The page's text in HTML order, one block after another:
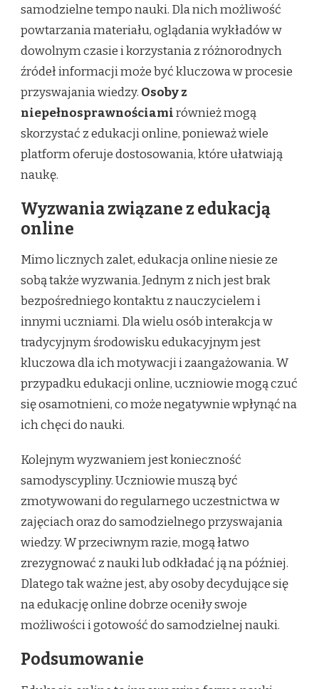
samodzielne tempo nauki. Dla nich możliwość
powtarzania materiału, oglądania wykładów w
dowolnym czasie i korzystania z różnorodnych
źródeł informacji może być kluczowa w procesie
przyswajania wiedzy. Osoby z
niepełnosprawnościamirównież mogą
skorzystać z edukacji online, ponieważ wiele
platform oferuje dostosowania, które ułatwiają
naukę.
Wyzwania związane z edukacją
online
Mimo licznych zalet, edukacja online niesie ze
sobą także wyzwania. Jednym z nich jest brak
bezpośredniego kontaktu z nauczycielem i
innymi uczniami. Dla wielu osób interakcja w
tradycyjnym środowisku edukacyjnym jest
kluczowa dla ich motywacji i zaangażowania. W
przypadku edukacji online, uczniowie mogą czuć
się osamotnieni, co może negatywnie wpłynąć na
ich chęci do nauki.
Kolejnym wyzwaniem jest konieczność
samodyscypliny. Uczniowie muszą być
zmotywowani do regularnego uczestnictwa w
zajęciach oraz do samodzielnego przyswajania
wiedzy. W przeciwnym razie, mogą łatwo
zrezygnować z nauki lub odkładać ją na później.
Dlatego tak ważne jest, aby osoby decydujące się
na edukację online dobrze oceniły swoje
możliwości i gotowość do samodzielnej nauki.
Podsumowanie